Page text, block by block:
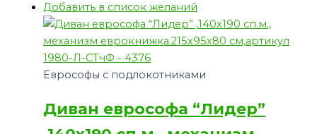
Добавить в список желаний
Еврософы с подлокотниками
Диван еврософа “Лидер”